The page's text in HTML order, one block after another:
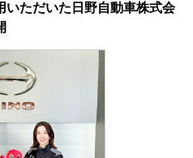
いただいた日野自動車株式会